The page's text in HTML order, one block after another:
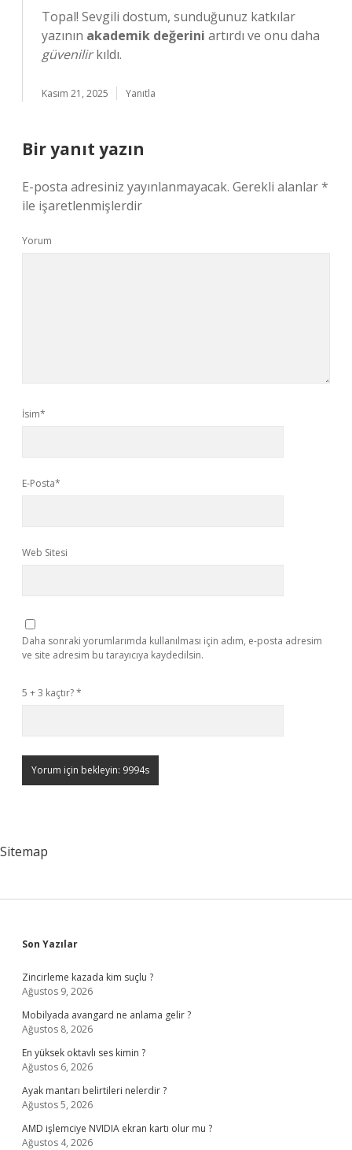
Topal! Sevgili dostum, sunduğunuz katkılar
yazının akademik değerini artırdı ve onu daha
güvenilirkıldı.
Kasım 21, 2025 Yanıtla
Bir yanıt yazın
E-posta adresiniz yayınlanmayacak. Gerekli alanlar*
ile işaretlenmişlerdir
Yorum
İsim*
E-Posta*
Web Sitesi
Daha sonraki yorumlarımda kullanılması için adım, e-posta adresim
ve site adresim bu tarayıcıya kaydedilsin.
5 + 3 kaçtır?*
Sitemap
Sidebar
Son Yazılar
Zincirleme kazada kim suçlu ?
Ağustos 9, 2026
Mobilyada avangard ne anlama gelir ?
Ağustos 8, 2026
En yüksek oktavlı ses kimin ?
Ağustos 6, 2026
Ayak mantarı belirtileri nelerdir ?
Ağustos 5, 2026
AMD işlemciye NVIDIA ekran kartı olur mu ?
Ağustos 4, 2026